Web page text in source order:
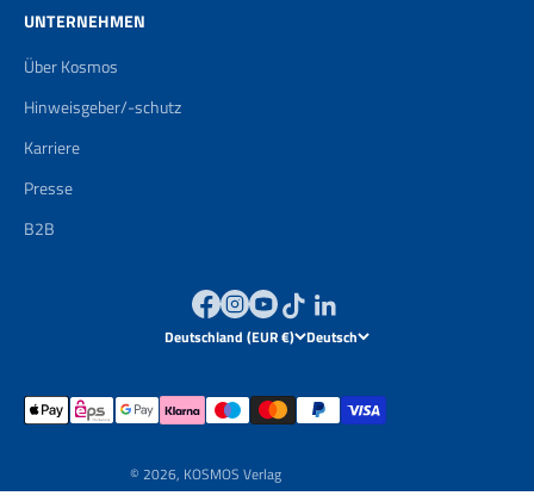
UNTERNEHMEN
Über Kosmos
Hinweisgeber/-schutz
Karriere
Presse
B2B
Deutschland (EUR €) Deutsch
© 2026, KOSMOS Verlag
Powered byBrand Boosting GmbH